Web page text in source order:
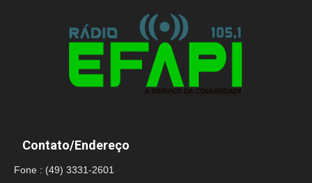
Contato/Endereço
Fone : (49) 3331-2601